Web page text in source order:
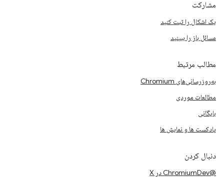
مشارکت
یک اشکال را ثبت کنید
مسائل باز را ببینید
مطالب مرتبط
به‌روزرسانی‌های Chromium
مطالعات موردی
بایگانی
پادکست ها و نمایش ها
دنبال کردن
@ChromiumDev در X